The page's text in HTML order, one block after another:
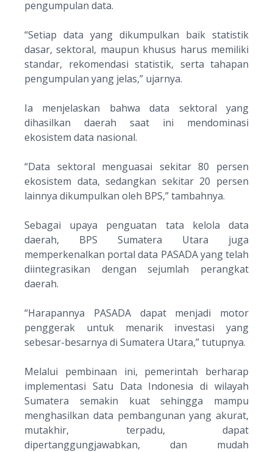
pengumpulan data.
“Setiap data yang dikumpulkan baik statistik
dasar, sektoral, maupun khusus harus memiliki
standar, rekomendasi statistik, serta tahapan
pengumpulan yang jelas,” ujarnya.
Ia menjelaskan bahwa data sektoral yang
dihasilkan daerah saat ini mendominasi
ekosistem data nasional.
“Data sektoral menguasai sekitar 80 persen
ekosistem data, sedangkan sekitar 20 persen
lainnya dikumpulkan oleh BPS,” tambahnya.
Sebagai upaya penguatan tata kelola data
daerah, BPS Sumatera Utara juga
memperkenalkan portal data PASADAyang telah
diintegrasikan dengan sejumlah perangkat
daerah.
“Harapannya PASADA dapat menjadi motor
penggerak untuk menarik investasi yang
sebesar-besarnya di Sumatera Utara,” tutupnya.
Melalui pembinaan ini, pemerintah berharap
implementasi Satu Data Indonesia di wilayah
Sumatera semakin kuat sehingga mampu
menghasilkan data pembangunan yang akurat,
mutakhir, terpadu, dapat
dipertanggungjawabkan, dan mudah